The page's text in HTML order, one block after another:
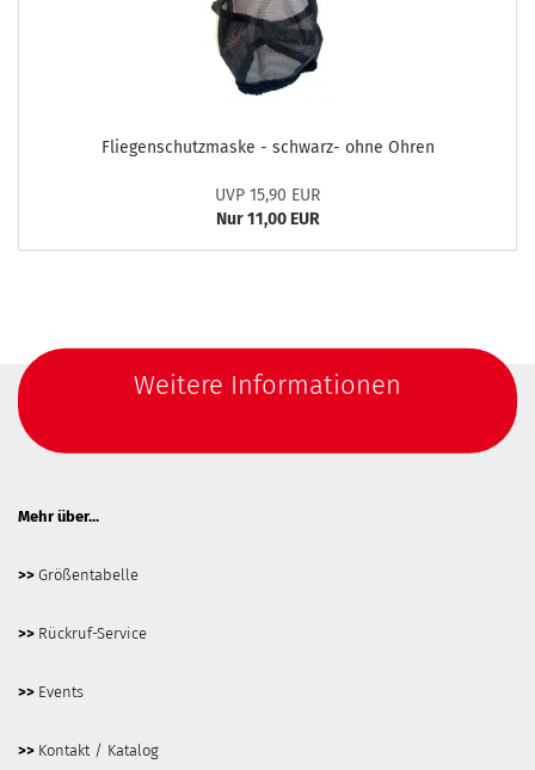
Fliegenschutzmaske - schwarz- ohne Ohren
UVP 15,90 EUR
Nur 11,00 EUR
Weitere Informationen
Mehr über...
>> Größentabelle
>> Rückruf-Service
>> Events
>> Kontakt / Katalog